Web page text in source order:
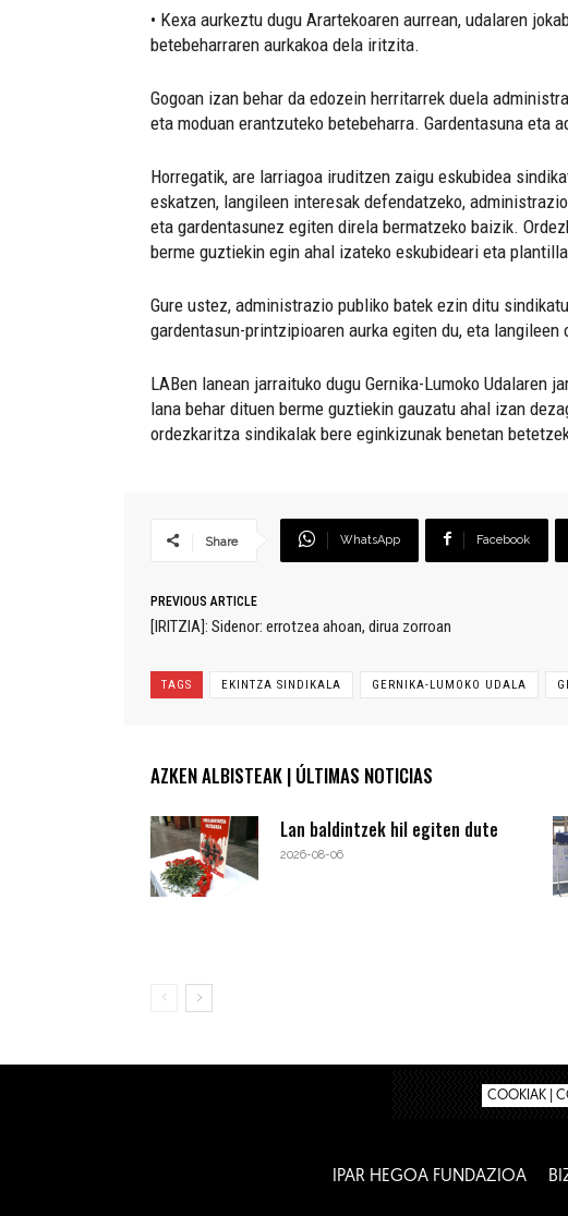
• Kexa aurkeztu dugu Arartekoaren aurrean, udalaren
betebeharraren aurkakoa dela iritzita.
Gogoan izan behar da edozein herritarrek duela
eta moduan erantzuteko betebeharra. Gardentasuna eta
Horregatik, are larriagoa iruditzen zaigu eskubidea
eskatzen, langileen interesak defendatzeko,
eta gardentasunez egiten direla bermatzeko baizik.
berme guztiekin egin ahal izateko eskubideari eta
Gure ustez, administrazio publiko batek ezin ditu
gardentasun-printzipioaren aurka egiten du, eta
LABen lanean jarraituko dugu Gernika-Lumoko Udalaren
lana behar dituen berme guztiekin gauzatu ahal izan
ordezkaritza sindikalak bere eginkizunak benetan
Share WhatsApp Facebook
PREVIOUS ARTICLE
[IRITZIA]: Sidenor: errotzea ahoan, dirua zorroan
TAGS EKINTZA SINDIKALA GERNIKA-LUMOKO UDALA
AZKEN ALBISTEAK | ÚLTIMAS NOTICIAS
Lan baldintzek hil egiten dute
2026-08-06
COOKIAK |
IPAR HEGOA FUNDAZIOA